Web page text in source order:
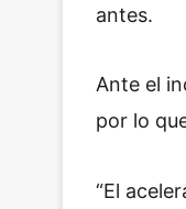
antes.
Ante el
por lo
“El